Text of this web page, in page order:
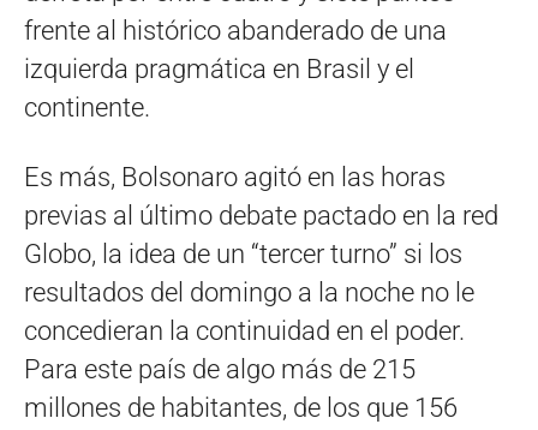
frente al histórico abanderado de una
izquierda pragmática en Brasil y el
continente.
Es más, Bolsonaro agitó en las horas
previas al último debate pactado en la red
Globo, la idea de un “tercer turno” si los
resultados del domingo a la noche no le
concedieran la continuidad en el poder.
Para este país de algo más de 215
millones de habitantes, de los que 156